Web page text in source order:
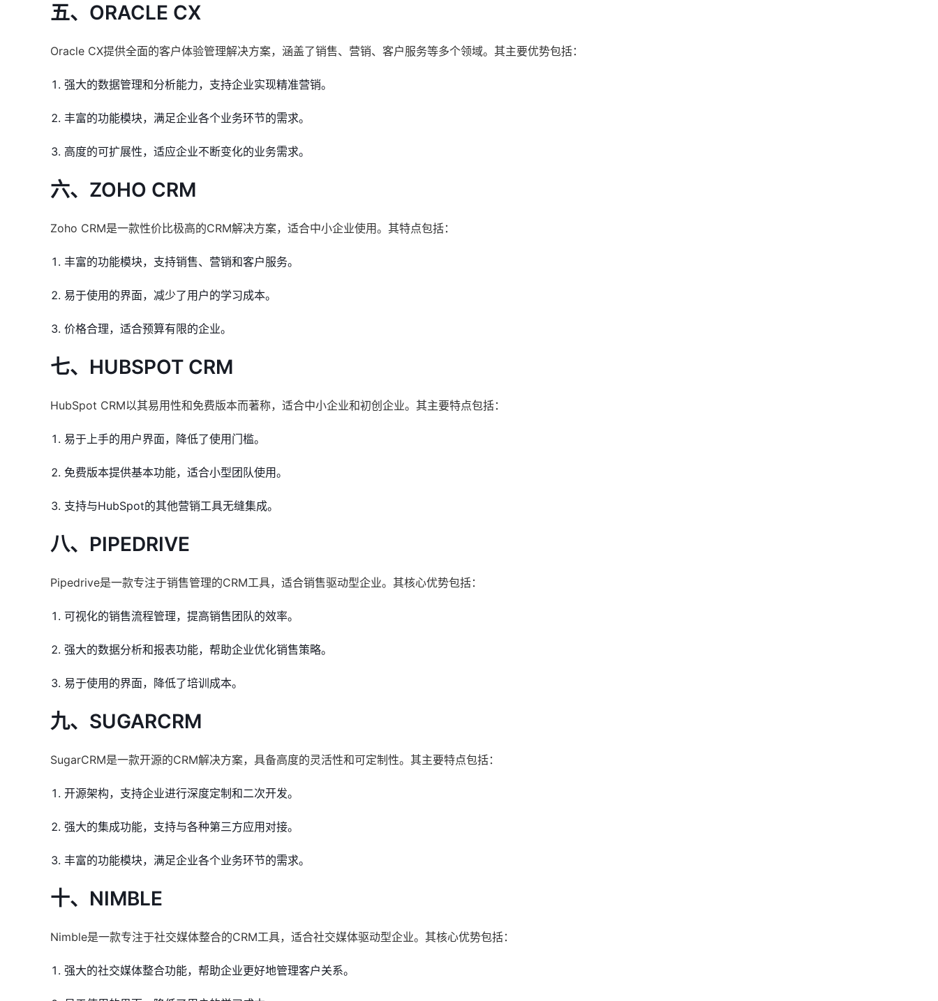
五、ORACLE CX
Oracle CX提供全面的客户体验管理解决方案，涵盖了销售、营销、客户服务等多个领域。其主要优势包括：
强大的数据管理和分析能力，支持企业实现精准营销。
丰富的功能模块，满足企业各个业务环节的需求。
高度的可扩展性，适应企业不断变化的业务需求。
六、ZOHO CRM
Zoho CRM是一款性价比极高的CRM解决方案，适合中小企业使用。其特点包括：
丰富的功能模块，支持销售、营销和客户服务。
易于使用的界面，减少了用户的学习成本。
价格合理，适合预算有限的企业。
七、HUBSPOT CRM
HubSpot CRM以其易用性和免费版本而著称，适合中小企业和初创企业。其主要特点包括：
易于上手的用户界面，降低了使用门槛。
免费版本提供基本功能，适合小型团队使用。
支持与HubSpot的其他营销工具无缝集成。
八、PIPEDRIVE
Pipedrive是一款专注于销售管理的CRM工具，适合销售驱动型企业。其核心优势包括：
可视化的销售流程管理，提高销售团队的效率。
强大的数据分析和报表功能，帮助企业优化销售策略。
易于使用的界面，降低了培训成本。
九、SUGARCRM
SugarCRM是一款开源的CRM解决方案，具备高度的灵活性和可定制性。其主要特点包括：
开源架构，支持企业进行深度定制和二次开发。
强大的集成功能，支持与各种第三方应用对接。
丰富的功能模块，满足企业各个业务环节的需求。
十、NIMBLE
Nimble是一款专注于社交媒体整合的CRM工具，适合社交媒体驱动型企业。其核心优势包括：
强大的社交媒体整合功能，帮助企业更好地管理客户关系。